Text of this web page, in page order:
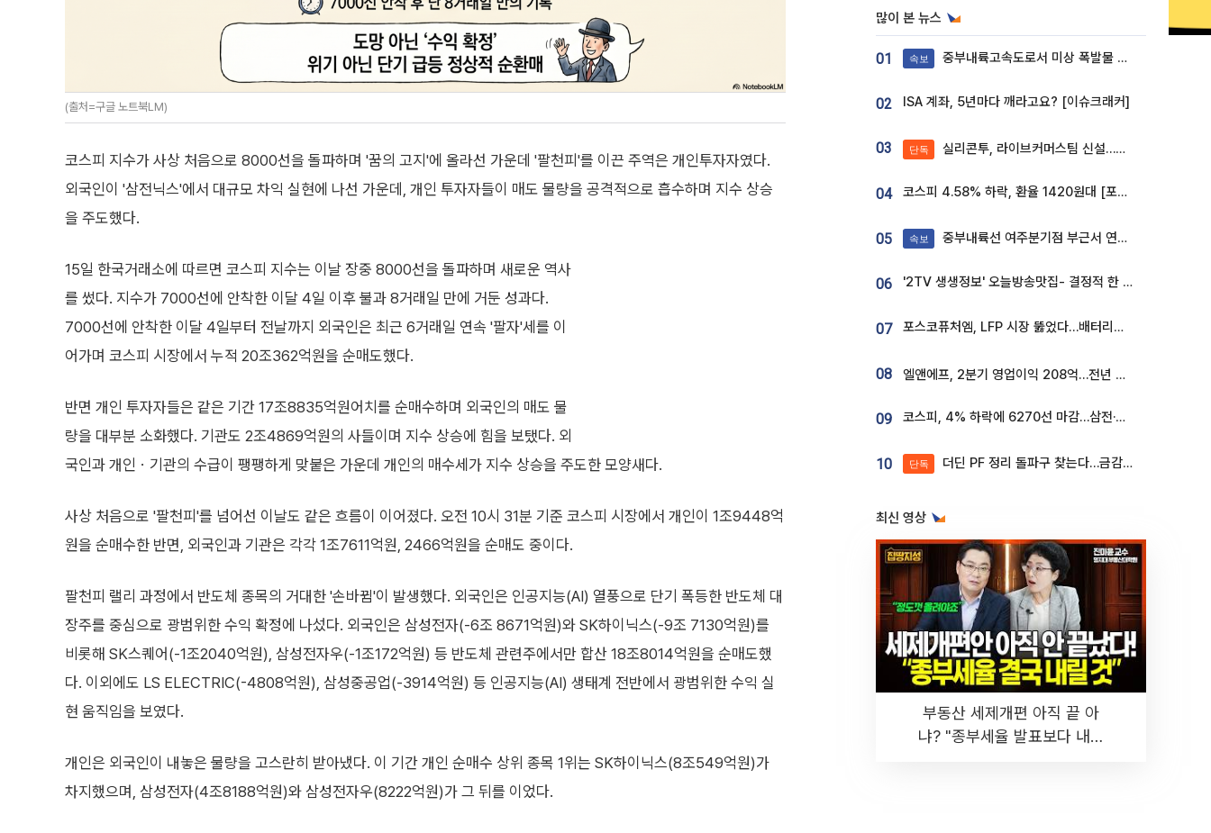
(출처=구글 노트북LM)
코스피 지수가 사상 처음으로 8000선을 돌파하며 '꿈의 고지'에 올라선 가운데 '팔천피'를 이끈 주역은 개인투자자였다.
외국인이 '삼전닉스'에서 대규모 차익 실현에 나선 가운데, 개인 투자자들이 매도 물량을 공격적으로 흡수하며 지수 상승
을 주도했다.
15일 한국거래소에 따르면 코스피 지수는 이날 장중 8000선을 돌파하며 새로운 역사
를 썼다. 지수가 7000선에 안착한 이달 4일 이후 불과 8거래일 만에 거둔 성과다.
7000선에 안착한 이달 4일부터 전날까지 외국인은 최근 6거래일 연속 '팔자'세를 이
어가며 코스피 시장에서 누적 20조362억원을 순매도했다.
반면 개인 투자자들은 같은 기간 17조8835억원어치를 순매수하며 외국인의 매도 물
량을 대부분 소화했다. 기관도 2조4869억원의 사들이며 지수 상승에 힘을 보탰다. 외
국인과 개인ㆍ기관의 수급이 팽팽하게 맞붙은 가운데 개인의 매수세가 지수 상승을 주도한 모양새다.
사상 처음으로 '팔천피'를 넘어선 이날도 같은 흐름이 이어졌다. 오전 10시 31분 기준 코스피 시장에서 개인이 1조9448억
원을 순매수한 반면, 외국인과 기관은 각각 1조7611억원, 2466억원을 순매도 중이다.
팔천피 랠리 과정에서 반도체 종목의 거대한 '손바뀜'이 발생했다. 외국인은 인공지능(AI) 열풍으로 단기 폭등한 반도체 대
장주를 중심으로 광범위한 수익 확정에 나섰다. 외국인은 삼성전자(-6조 8671억원)와 SK하이닉스(-9조 7130억원)를
비롯해 SK스퀘어(-1조2040억원), 삼성전자우(-1조172억원) 등 반도체 관련주에서만 합산 18조8014억원을 순매도했
다. 이외에도 LS ELECTRIC(-4808억원), 삼성중공업(-3914억원) 등 인공지능(AI) 생태계 전반에서 광범위한 수익 실
현 움직임을 보였다.
개인은 외국인이 내놓은 물량을 고스란히 받아냈다. 이 기간 개인 순매수 상위 종목 1위는 SK하이닉스(8조549억원)가
차지했으며, 삼성전자(4조8188억원)와 삼성전자우(8222억원)가 그 뒤를 이었다.
많이 본 뉴스
01 속보 중부내륙고속도로서 미상 폭발물 발견
02 ISA 계좌, 5년마다 깨라고요? [이슈크래커]
03 단독 실리콘투, 라이브커머스팀 신설…K뷰티 ‘글로벌 판매망’ 확대[K뷰티 라방戰]
04 코스피 4.58% 하락, 환율 1420원대 [포토]
05 속보 중부내륙선 여주분기점 부근서 연이은 추돌사고 발생
06 '2TV 생생정보' 오늘방송맛집- 결정적 한 수, 3종 메밀면! 메밀 소바 맛집 '의○○○○'
07 포스코퓨처엠, LFP 시장 뚫었다…배터리사와 대규모 장기 공급 합의
08 엘앤에프, 2분기 영업이익 208억…전년 比 흑자전환
09 코스피, 4% 하락에 6270선 마감…삼전·SK하닉 '와르르' 각각 6%·10%대 급락
10 단독 더딘 PF 정리 돌파구 찾는다…금감원, 1년 반 만에 매각설명회 재개
최신 영상
부동산 세제개편 아직 끝 아
냐? "종부세율 발표보다 내릴